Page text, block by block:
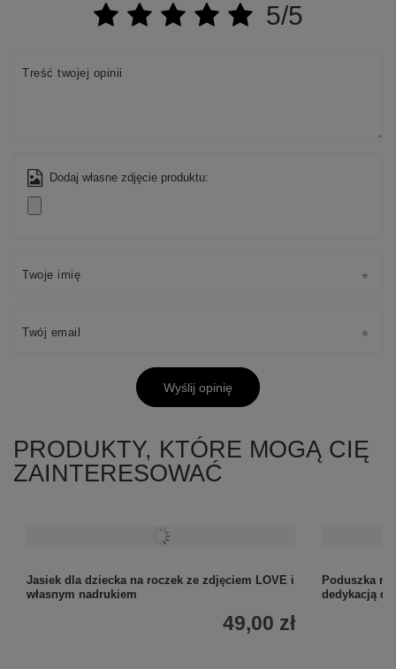
5/5
Treść twojej opinii
Dodaj własne zdjęcie produktu:
Twoje imię
Twój email
Wyślij opinię
PRODUKTY, KTÓRE MOGĄ CIĘ
ZAINTERESOWAĆ
Jasiek dla dziecka na roczek ze zdjęciem LOVE i
własnym nadrukiem
49,00 zł
Poduszka
dedykacją